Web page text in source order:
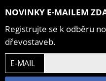
NOVINKY E-MAILEM
Registrujte se k odběru
dřevostaveb.
E-MAIL